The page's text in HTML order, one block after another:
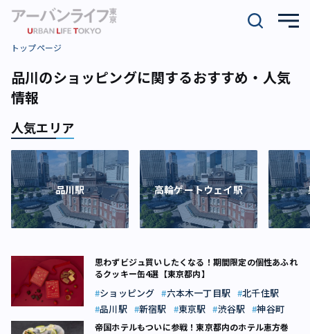
トップページ
品川のショッピングに関するおすすめ・人気
情報
人気エリア
品川駅 高輪ゲートウェイ駅
思わずビジュ買いしたくなる！期間限定の個性あふれ
るクッキー缶4選【東京都内】
ショッピング 六本木一丁目駅
北千住駅
品川駅
新宿駅 東京駅 渋谷駅 神谷町
帝国ホテルもついに参戦！東京都内のホテル恵方巻